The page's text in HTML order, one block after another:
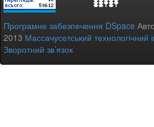
Програмне забезпечення DSpace
2013 Массачусетський технологічний
Зворотний зв’язок